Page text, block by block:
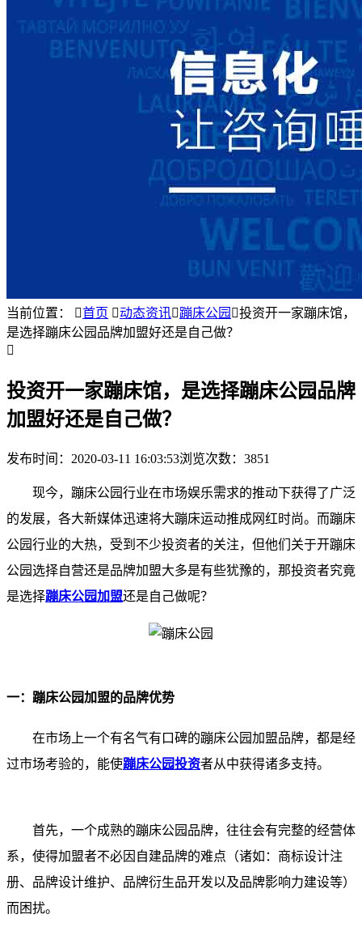
当前位置： 首页 动态资讯蹦床公园 投资开一家蹦床馆，
是选择蹦床公园品牌加盟好还是自己做？

投资开一家蹦床馆，是选择蹦床公园品牌
加盟好还是自己做？
发布时间： 2020-03-11 16:03:53浏览次数：3851
现今， 蹦床公园行业在市场娱乐需求的推动下获得了广泛
的发展，各大新媒体迅速将大蹦床运动推成网红时尚。而蹦床
公园行业的大热，受到不少投资者的关注，但他们关于开蹦床
公园选择自营还是品牌加盟大多是有些犹豫的，那投资者究竟
是选择蹦床公园加盟还是自己做呢？
一：蹦床公园加盟的品牌优势
在市场上一个有名气有口碑的蹦床公园加盟品牌，都是经
过市场考验的，能使蹦床公园投资者从中获得诸多支持。
首先，一个成熟的蹦床公园品牌，往往会有完整的经营体
系，使得加盟者不必因自建品牌的难点（诸如：商标设计注
册、品牌设计维护、品牌衍生品开发以及品牌影响力建设等）
而困扰。